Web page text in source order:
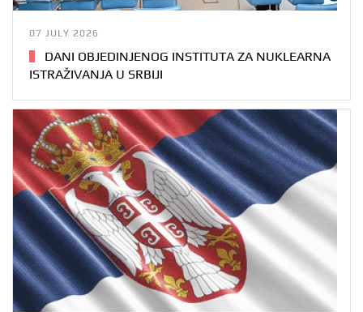
07 JULY 2026
DANI OBJEDINJENOG INSTITUTA ZA NUKLEARNA
ISTRAŽIVANJA U SRBIJI